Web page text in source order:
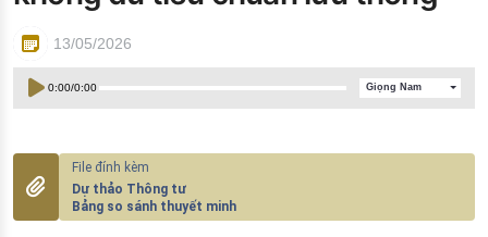
13/05/2026
0:00/0:00 Giọng Nam
Dự thảo Thông tư
Bảng so sánh thuyết minh